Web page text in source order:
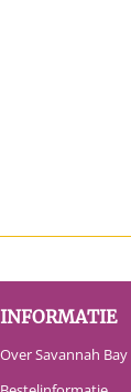
INFORMATIE
Over Savannah Bay